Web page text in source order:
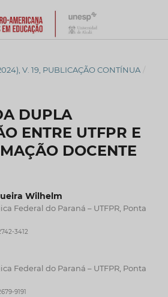
V. 19, PUBLICAÇÃO CONTÍNUA /
DUPLA
ENTRE UTFPR E
DOCENTE
Wilhelm
Federal do Paraná – UTFPR, Ponta
3412
Federal do Paraná – UTFPR, Ponta
9191